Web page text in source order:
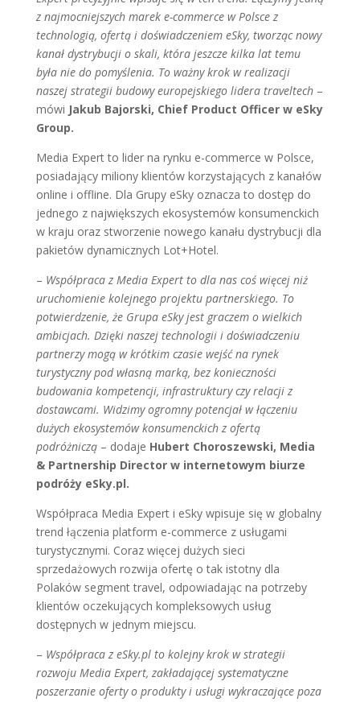
z najmocniejszych marek e-commerce w Polsce z
technologią, ofertą i doświadczeniem eSky, tworząc nowy
kanał dystrybucji o skali, która jeszcze kilka lat temu
była nie do pomyślenia. To ważny krok w realizacji
naszej strategii budowy europejskiego lidera traveltech–
mówi Jakub Bajorski, Chief Product Officer w eSky
Group.
Media Expert to lider na rynku e-commerce w Polsce,
posiadający miliony klientów korzystających z kanałów
online i offline. Dla Grupy eSky oznacza to dostęp do
jednego z największych ekosystemów konsumenckich
w kraju oraz stworzenie nowego kanału dystrybucji dla
pakietów dynamicznych Lot+Hotel.
– Współpraca z Media Expert to dla nas coś więcej niż
uruchomienie kolejnego projektu partnerskiego. To
potwierdzenie, że Grupa eSky jest graczem o wielkich
ambicjach. Dzięki naszej technologii i doświadczeniu
partnerzy mogą w krótkim czasie wejść na rynek
turystyczny pod własną marką, bez konieczności
budowania kompetencji, infrastruktury czy relacji z
dostawcami. Widzimy ogromny potencjał w łączeniu
dużych ekosystemów konsumenckich z ofertą
podróżniczą– dodaje Hubert Choroszewski, Media
& Partnership Director w internetowym biurze
podróży eSky.pl.
Współpraca Media Expert i eSky wpisuje się w globalny
trend łączenia platform e-commerce z usługami
turystycznymi. Coraz więcej dużych sieci
sprzedażowych rozwija ofertę o tak istotny dla
Polaków segment travel, odpowiadając na potrzeby
klientów oczekujących kompleksowych usług
dostępnych w jednym miejscu.
– Współpraca z eSky.pl to kolejny krok w strategii
rozwoju Media Expert, zakładającej systematyczne
poszerzanie oferty o produkty i usługi wykraczające poza